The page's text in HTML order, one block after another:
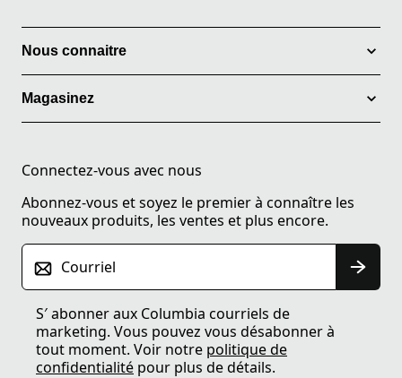
Nous connaitre
Magasinez
Connectez-vous avec nous
Abonnez-vous et soyez le premier à connaître les
nouveaux produits, les ventes et plus encore.
Courriel
S′ abonner aux Columbia courriels de
marketing. Vous pouvez vous désabonner à
tout moment. Voir notre politique de
confidentialité pour plus de détails.